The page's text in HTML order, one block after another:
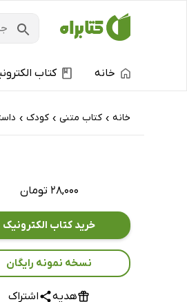
خانه کتاب
خانه › کتاب‌ متنی › کودک ›
۲۸,۰۰۰ تومان
خرید کتاب الکترونیک
نسخه نمونه رایگان
هدیه اشتراک